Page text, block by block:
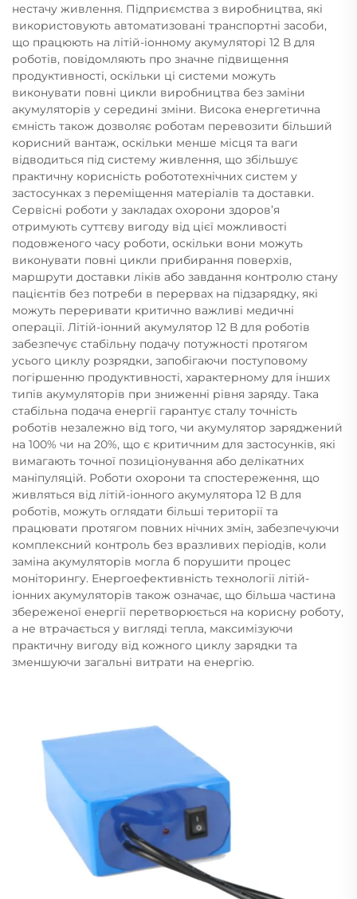
нестачу живлення. Підприємства з виробництва, які
використовують автоматизовані транспортні засоби,
що працюють на літій-іонному акумуляторі 12 В для
роботів, повідомляють про значне підвищення
продуктивності, оскільки ці системи можуть
виконувати повні цикли виробництва без заміни
акумуляторів у середині зміни. Висока енергетична
ємність також дозволяє роботам перевозити більший
корисний вантаж, оскільки менше місця та ваги
відводиться під систему живлення, що збільшує
практичну корисність робототехнічних систем у
застосунках з переміщення матеріалів та доставки.
Сервісні роботи у закладах охорони здоров’я
отримують суттєву вигоду від цієї можливості
подовженого часу роботи, оскільки вони можуть
виконувати повні цикли прибирання поверхів,
маршрути доставки ліків або завдання контролю стану
пацієнтів без потреби в перервах на підзарядку, які
можуть переривати критично важливі медичні
операції. Літій-іонний акумулятор 12 В для роботів
забезпечує стабільну подачу потужності протягом
усього циклу розрядки, запобігаючи поступовому
погіршенню продуктивності, характерному для інших
типів акумуляторів при зниженні рівня заряду. Така
стабільна подача енергії гарантує сталу точність
роботів незалежно від того, чи акумулятор заряджений
на 100% чи на 20%, що є критичним для застосунків, які
вимагають точної позиціонування або делікатних
маніпуляцій. Роботи охорони та спостереження, що
живляться від літій-іонного акумулятора 12 В для
роботів, можуть оглядати більші території та
працювати протягом повних нічних змін, забезпечуючи
комплексний контроль без вразливих періодів, коли
заміна акумуляторів могла б порушити процес
моніторингу. Енергоефективність технології літій-
іонних акумуляторів також означає, що більша частина
збереженої енергії перетворюється на корисну роботу,
а не втрачається у вигляді тепла, максимізуючи
практичну вигоду від кожного циклу зарядки та
зменшуючи загальні витрати на енергію.